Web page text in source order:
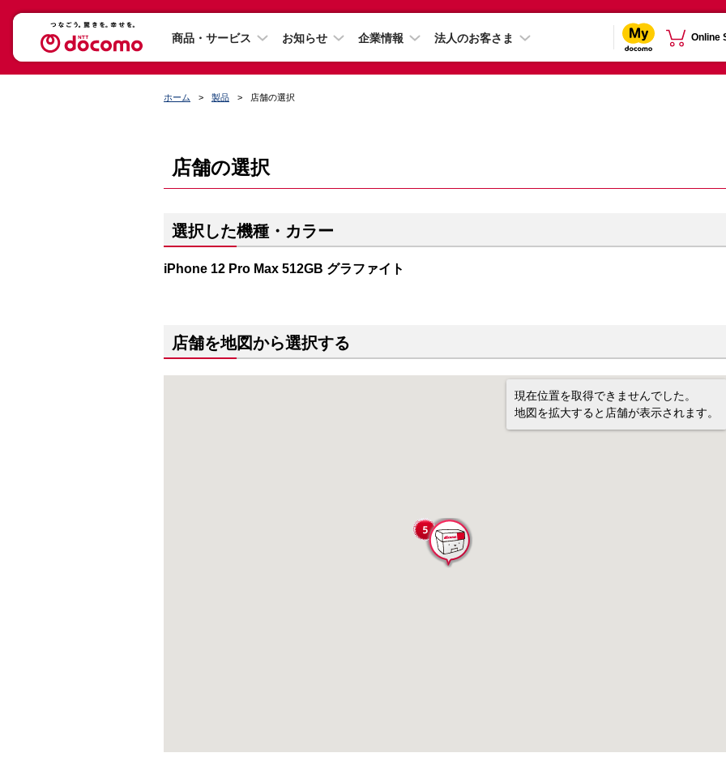
商品・サービス お知らせ 企業情報 法人のお客さま Online
ホーム 製品 店舗の選択
店舗の選択
選択した機種・カラー
iPhone 12 Pro Max 512GB グラファイト
店舗を地図から選択する
現在位置を取得できませんでした。
地図を拡大すると店舗が表示されます。